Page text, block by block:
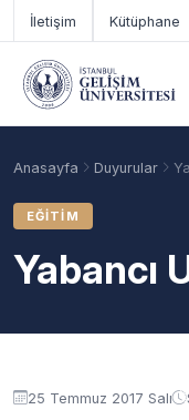
Ana içeriğe geç
İletişim Kütüphane
Anasayfa Duyurular
EĞITIM
Yabancı
Duyuru
25 Temmuz 2017 Salı